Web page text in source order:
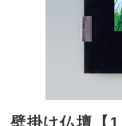
壁掛け仏壇【